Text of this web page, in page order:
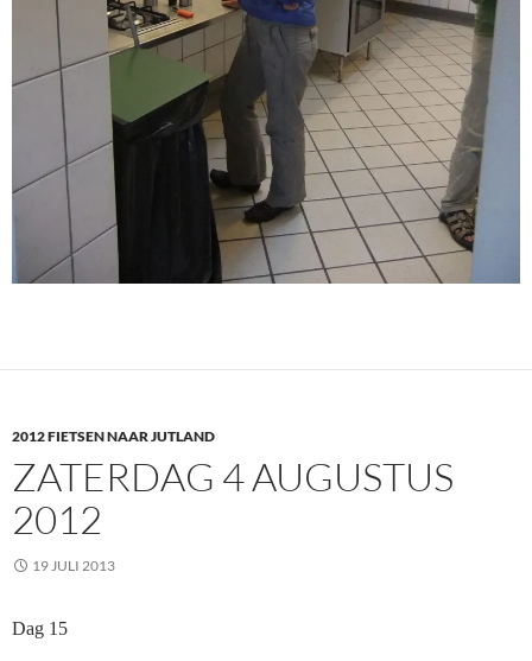
2012 FIETSEN NAAR JUTLAND
ZATERDAG 4 AUGUSTUS
2012
19 JULI 2013
Dag 15